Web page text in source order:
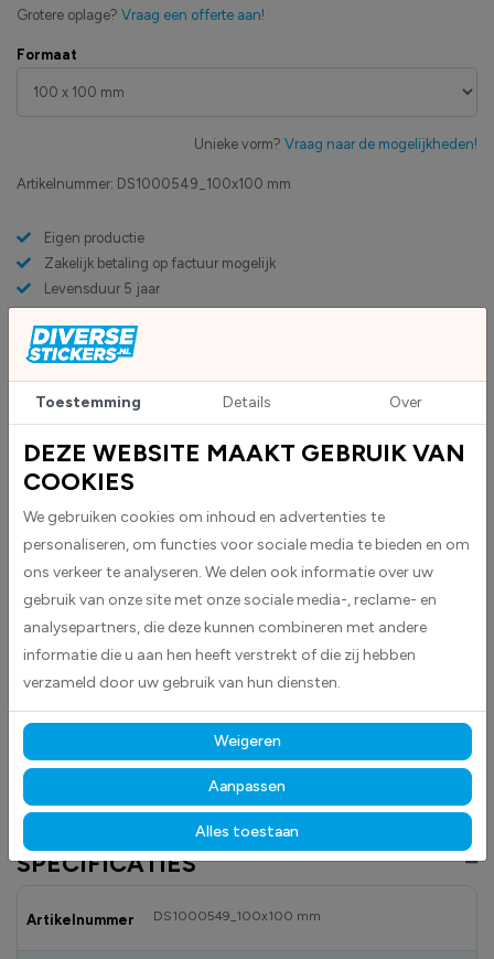
Artikelnummer: DS1000549_100x100 mm
Eigen productie
Zakelijk betaling op factuur mogelijk
Levensduur 5 jaar
Uv-bestendig & weersbestendigheid
High-tack folie met maximale grip
Formaat
Unieke vorm? Vraag naar de mogelijkheden!
Grotere oplage? Vraag een offerte aan!
Custom sticker maken? Upload eigen bestand
BESCHRIJVING
Ontplofbare stoffen IMDG 1 stickers worden geleverd als vierkante
stickers.IMDG De Internationale Code voor het vervoer van gevaarlijke
stoffen over zee (International Maritime Dangerous Goods Code, IMDG-
te waarborgen bij het vervoer van gevaarlijke stoffen. Het is opgesteld
door de Internationale Maritieme Organisatie (IMO) en is onderdeel van
SOLAS.In de IMDG-code wordt aangegeven welke stoffen schadelijk
zijn voor het mariene milieu.
SPECIFICATIES
Artikelnummer DS1000549_100x100 mm
Toestemming Details Over
DEZE WEBSITE MAAKT GEBRUIK VAN
COOKIES
We gebruiken cookies om inhoud en advertenties te
personaliseren, om functies voor sociale media te bieden en om
ons verkeer te analyseren. We delen ook informatie over uw
gebruik van onze site met onze sociale media-, reclame- en
analysepartners, die deze kunnen combineren met andere
informatie die u aan hen heeft verstrekt of die zij hebben
verzameld door uw gebruik van hun diensten.
Weigeren
Aanpassen
Alles toestaan